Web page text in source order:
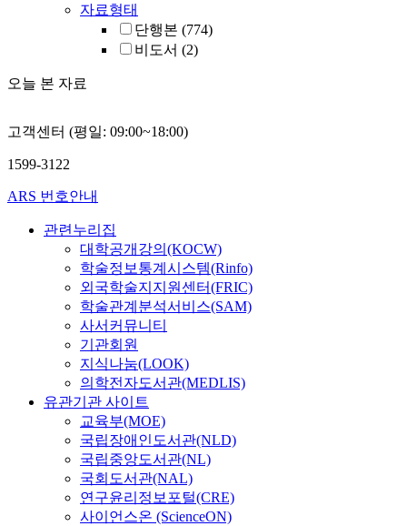
자료형태
단행본 (774)
비도서 (2)
오늘 본 자료
고객센터 (평일: 09:00~18:00)
1599-3122
ARS 번호안내
관련누리집
대학공개강의(KOCW)
학술정보통계시스템(Rinfo)
외국학술지지원센터(FRIC)
학술관계분석서비스(SAM)
사서커뮤니티
기관회원
지식나눔(LOOK)
의학전자도서관(MEDLIS)
유관기관 사이트
교육부(MOE)
국립장애인도서관(NLD)
국립중앙도서관(NL)
국회도서관(NAL)
연구윤리정보포털(CRE)
사이언스온 (ScienceON)